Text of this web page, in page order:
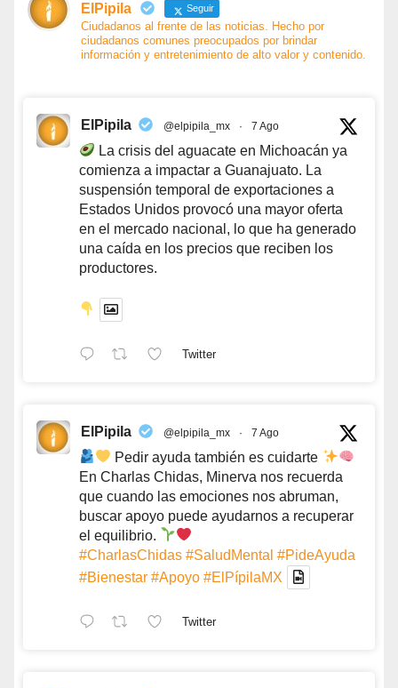
ElPipila Seguir
Ciudadanos al frente de las noticias. Hecho por
ciudadanos comunes preocupados por brindar
información y entretenimiento de alto valor y contenido.
ElPipila @elpipila_mx · 7 Ago
La crisis del aguacate en Michoacán ya
comienza a impactar a Guanajuato. La
suspensión temporal de exportaciones a
Estados Unidos provocó una mayor oferta
en el mercado nacional, lo que ha generado
una caída en los precios que reciben los
productores.
Twitter
ElPipila @elpipila_mx · 7 Ago
Pedir ayuda también es cuidarte
En Charlas Chidas, Minerva nos recuerda
que cuando las emociones nos abruman,
buscar apoyo puede ayudarnos a recuperar
el equilibrio.
#CharlasChidas #SaludMental #PideAyuda
#Bienestar #Apoyo #ElPípilaMX
Twitter